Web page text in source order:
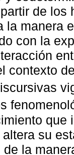
de
la manera
con la
contexto
que
su
la